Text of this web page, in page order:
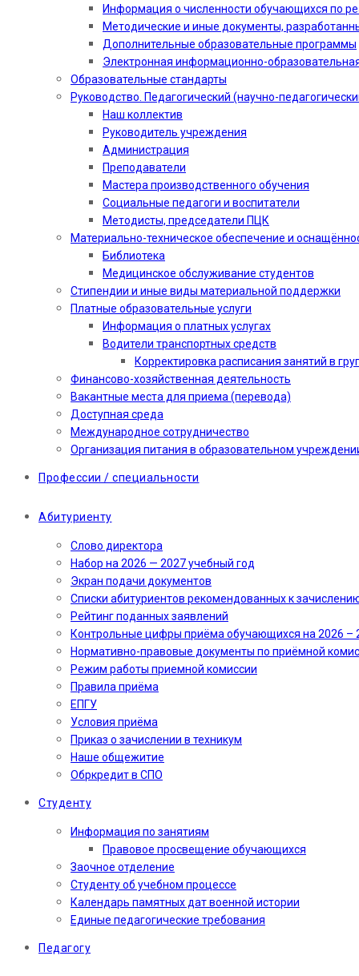
Информация о численности обучающихся по
Методические и иные документы,
Дополнительные образовательные программы
Электронная информационно-
Образовательные стандарты
Руководство. Педагогический (научно-
Наш коллектив
Руководитель учреждения
Администрация
Преподаватели
Мастера производственного обучения
Социальные педагоги и воспитатели​
Методисты, председатели ПЦК
Материально-техническое обеспечение и
Библиотека
Медицинское обслуживание студентов
Стипендии и иные виды материальной поддержки
Платные образовательные услуги
Информация о платных услугах
Водители транспортных средств
Корректировка расписания занятий в
Финансово-хозяйственная деятельность
Вакантные места для приема (перевода)
Доступная среда
Международное сотрудничество
Организация питания в образовательном
Профессии / специальности
Абитуриенту
Слово директора
Набор на 2026 — 2027 учебный год
Экран подачи документов
Cписки абитуриентов рекомендованных к
Рейтинг поданных заявлений
Контрольные цифры приёма обучающихся на 2026 –
Нормативно-правовые документы по приёмной
Режим работы приемной комиссии
Правила приёма
ЕПГУ
Условия приёма
Приказ о зачислении в техникум
Наше общежитие
Обркредит в СПО
Студенту
Информация по занятиям
Правовое просвещение обучающихся
Заочное отделение
Студенту об учебном процессе
Календарь памятных дат военной истории
Единые педагогические требования
Педагогу